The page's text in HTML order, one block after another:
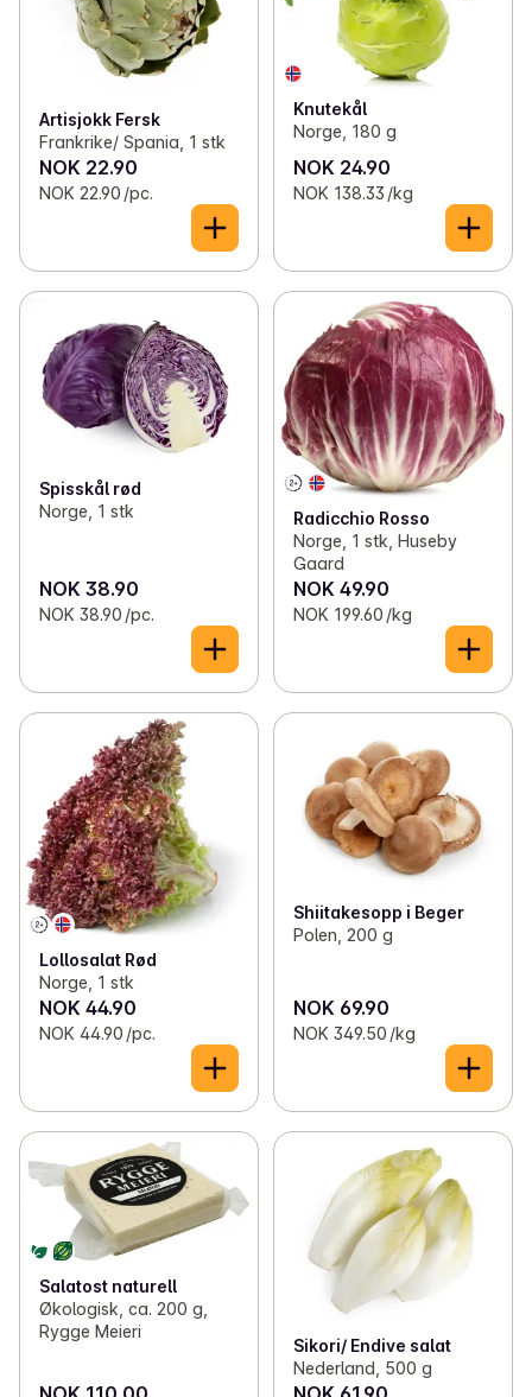
Artisjokk Fersk
Frankrike/ Spania, 1 stk
NOK 22.90
NOK 22.90 /pc.
Knutekål
Norge, 180 g
NOK 24.90
NOK 138.33 /kg
Spisskål rød
Norge, 1 stk
NOK 38.90
NOK 38.90 /pc.
Radicchio Rosso
Norge, 1 stk, Huseby
Gaard
NOK 49.90
NOK 199.60 /kg
Lollosalat Rød
Norge, 1 stk
NOK 44.90
NOK 44.90 /pc.
Shiitakesopp i Beger
Polen, 200 g
NOK 69.90
NOK 349.50 /kg
Salatost naturell
Økologisk, ca. 200 g,
Rygge Meieri
Sikori/ Endive salat
Nederland, 500 g